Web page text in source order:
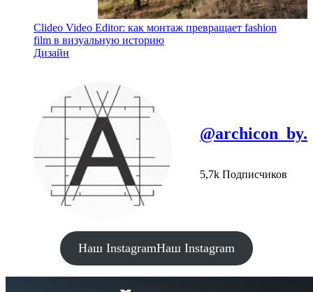
Clideo Video Editor: как монтаж превращает fashion
film в визуальную историю
Дизайн
@archicon_by.
5,7k Подписчиков
Наш InstagramНаш Instagram